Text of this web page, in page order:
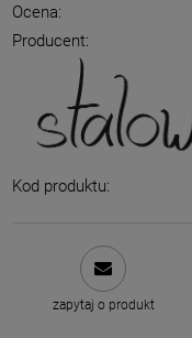
Bransoletka
69,00
Ocena:
Producent:
Kod produktu:
zapytaj o produkt